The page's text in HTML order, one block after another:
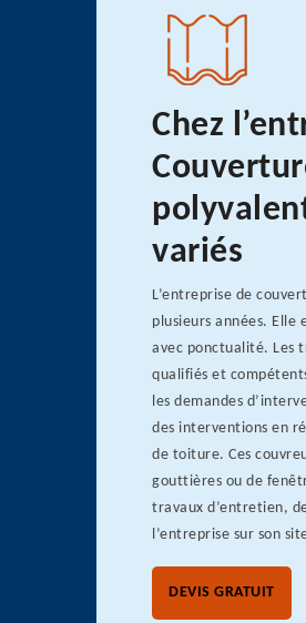
Chez
variés
L’entreprise de
plusieurs années.
avec ponctualité. Les
qualifiés et
les demandes
des interventions en
de toiture. Ces
gouttières ou de
travaux d’entretien,
l’entreprise sur son
DEVIS GRATUIT